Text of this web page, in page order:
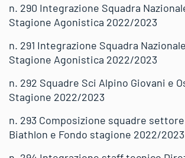
n. 290 Integrazione Squadra
Stagione Agonistica 2022/2023
n. 291 Integrazione Squadra
Stagione Agonistica 2022/2023
n. 292 Squadre Sci Alpino Giovani e
Stagione 2022/2023
n. 293 Composizione squadre
Biathlon e Fondo stagione 2022/2023